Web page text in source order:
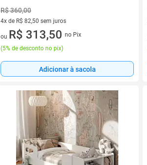
R$ 360,00
4x de R$ 82,50 sem juros
4 vez de R$ 82,50 sem juros
ou R$ 313,50 no Pix
(5% de desconto no pix)
Adicionar à sacola